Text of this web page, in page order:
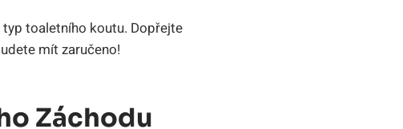
toaletního koutu. ⁢Dopřejte
‍mít zaručeno!
Záchodu